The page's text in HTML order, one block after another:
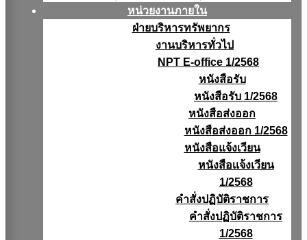
หน่วยงานภายใน
ฝ่ายบริหารทรัพยากร
งานบริหารทั่วไป
NPT E-office 1/2568
หนังสือรับ
หนังสือรับ 1/2568
หนังสือส่งออก
หนังสือส่งออก 1/2568
หนังสือแจ้งเวียน
หนังสือเเจ้งเวียน
1/2568
คำสั่งปฏิบัติราชการ
คำสั่งปฏิบัติราชการ
1/2568